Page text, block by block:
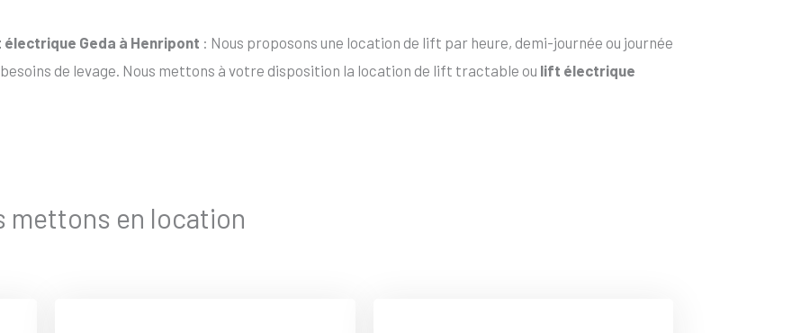
Geda à Henripont : Nous proposons une location de lift par heure, demi-journée ou journée
de levage. Nous mettons à votre disposition la location de lift tractable ou lift électrique
mettons en location